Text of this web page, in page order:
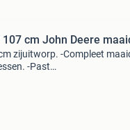
107 cm John Deere
zijuitworp. -Compleet
-Past